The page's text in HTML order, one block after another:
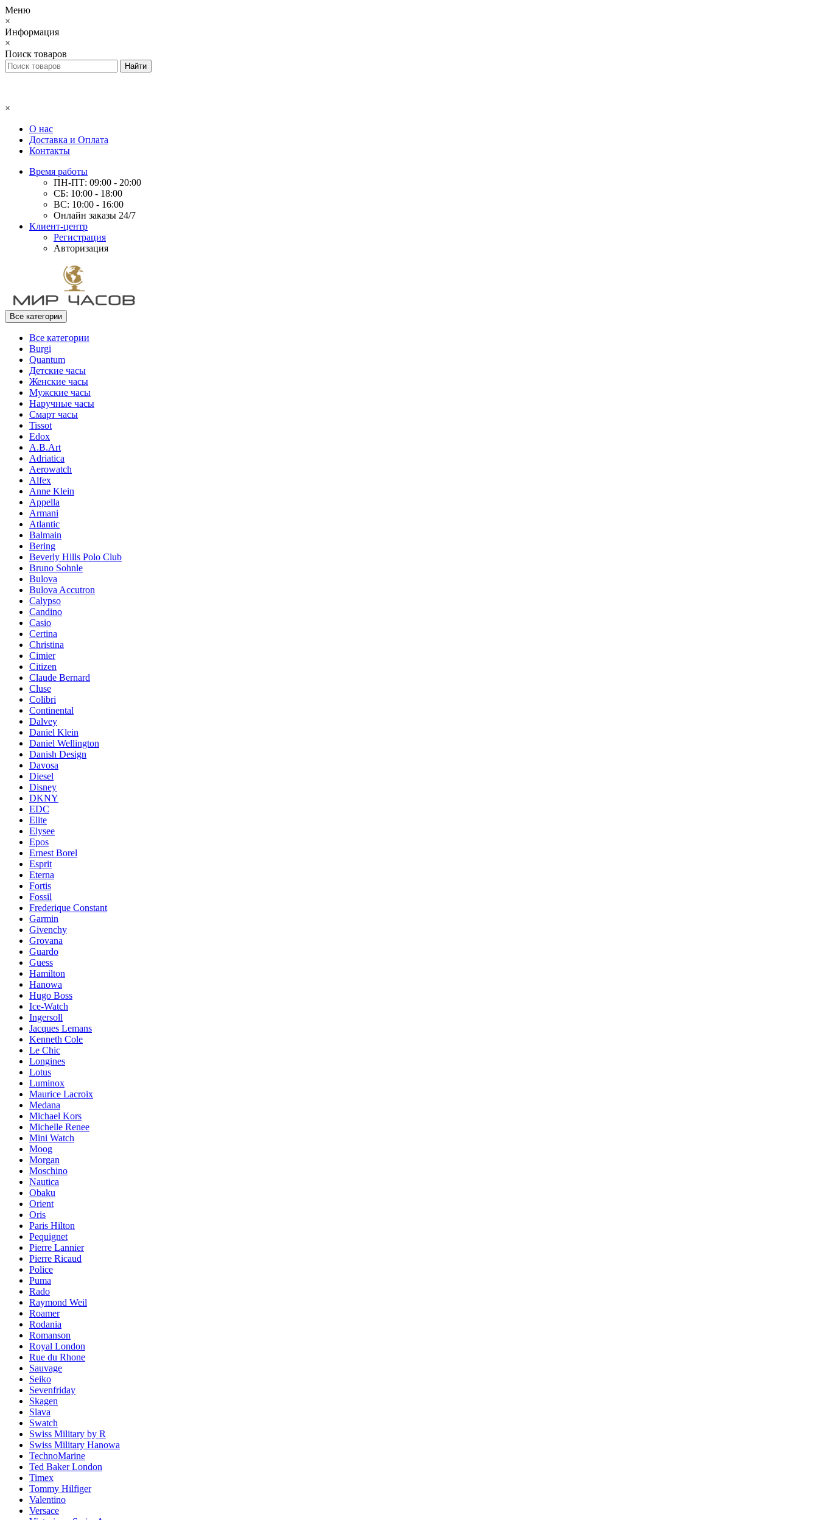
Меню
×
Информация
×
Поиск товаров
×
О нас
Доставка и Оплата
Контакты
Время работы
ПН-ПТ: 09:00 - 20:00
СБ: 10:00 - 18:00
ВС: 10:00 - 16:00
Онлайн заказы 24/7
Клиент-центр
Регистрация
Авторизация
Все категории
Все категории
Burgi
Quantum
Детские часы
Женские часы
Мужские часы
Наручные часы
Смарт часы
Tissot
Edox
A.B.Art
Adriatica
Aerowatch
Alfex
Anne Klein
Appella
Armani
Atlantic
Balmain
Bering
Beverly Hills Polo Club
Bruno Sohnle
Bulova
Bulova Accutron
Calypso
Candino
Casio
Certina
Christina
Cimier
Citizen
Claude Bernard
Cluse
Colibri
Continental
Dalvey
Daniel Klein
Daniel Wellington
Danish Design
Davosa
Diesel
Disney
DKNY
EDC
Elite
Elysee
Epos
Ernest Borel
Esprit
Eterna
Fortis
Fossil
Frederique Constant
Garmin
Givenchy
Grovana
Guardo
Guess
Hamilton
Hanowa
Hugo Boss
Ice-Watch
Ingersoll
Jacques Lemans
Kenneth Cole
Le Chic
Longines
Lotus
Luminox
Maurice Lacroix
Medana
Michael Kors
Michelle Renee
Mini Watch
Moog
Morgan
Moschino
Nautica
Obaku
Orient
Oris
Paris Hilton
Pequignet
Pierre Lannier
Pierre Ricaud
Police
Puma
Rado
Raymond Weil
Roamer
Rodania
Romanson
Royal London
Rue du Rhone
Sauvage
Seiko
Sevenfriday
Skagen
Slava
Swatch
Swiss Military by R
Swiss Military Hanowa
TechnoMarine
Ted Baker London
Timex
Tommy Hilfiger
Valentino
Versace